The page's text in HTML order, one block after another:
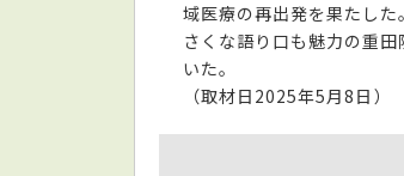
域医療の再出発を果たし
さくな語り口も魅力の重
いた。
（取材日2025年5月8日）